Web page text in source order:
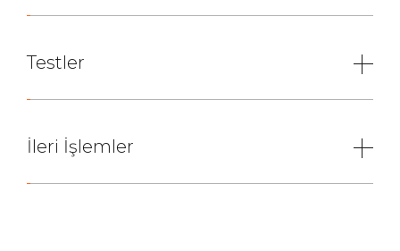
Testler
İleri İşlemler